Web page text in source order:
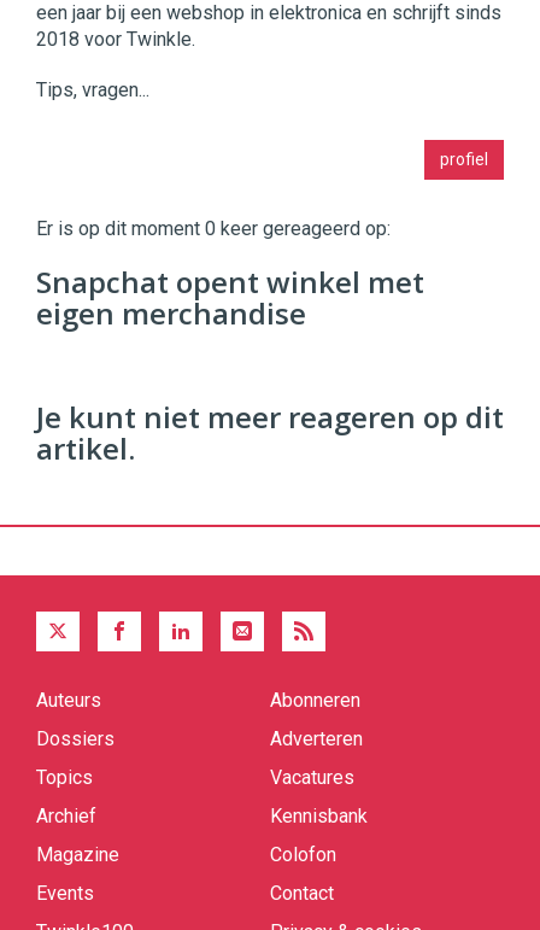
een jaar bij een webshop in elektronica en schrijft sinds
2018 voor Twinkle.
Tips, vragen...
profiel
Commerce https://twinklemagazine.nl
9654
Er is op dit moment 0 keer gereageerd op:
Snapchat opent winkel met
eigen merchandise
Je kunt niet meer reageren op dit
artikel.
Quick
Auteurs
Dossiers
Topics
Archief
Magazine
Events
Abonneren
Adverteren
Vacatures
Kennisbank
Colofon
Contact